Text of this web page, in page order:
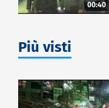
00:40
Più visti